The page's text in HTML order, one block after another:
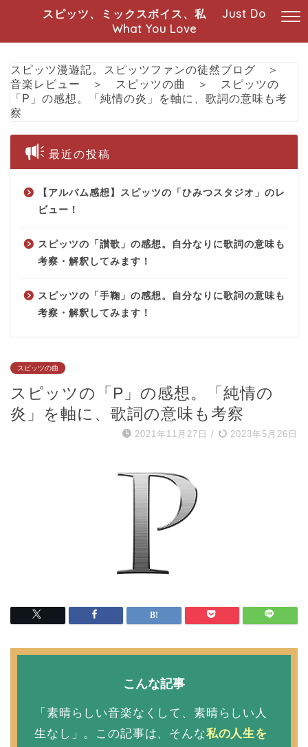
スピッツ、ミックスボイス、私 Just Do
What You Love
スピッツ漫遊記。スピッツファンの徒然ブログ ＞
音楽レビュー
＞ スピッツの曲 ＞
スピッツの
「P」の感想。「純情の炎」を軸に、歌詞の意味も考
察
最近の投稿
【アルバム感想】スピッツの「ひみつスタジオ」のレ
ビュー！
スピッツの「讃歌」の感想。自分なりに歌詞の意味も
考察・解釈してみます！
スピッツの「手鞠」の感想。自分なりに歌詞の意味も
考察・解釈してみます！
スピッツの曲
スピッツの「P」の感想。「純情の
炎」を軸に、歌詞の意味も考察
2021年11月27日 / 2023年5月26日
こんな記事
「素晴らしい音楽なくして、素晴らしい人
生なし」。この記事は、そんな私の人生を